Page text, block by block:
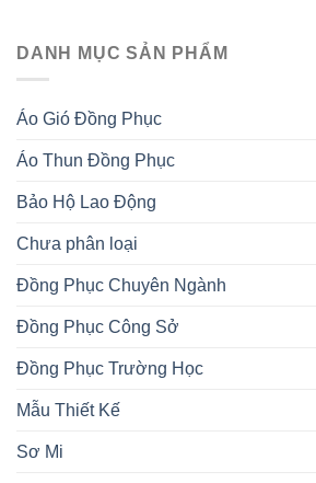
DANH MỤC SẢN PHẨM
Áo Gió Đồng Phục
Áo Thun Đồng Phục
Bảo Hộ Lao Động
Chưa phân loại
Đồng Phục Chuyên Ngành
Đồng Phục Công Sở
Đồng Phục Trường Học
Mẫu Thiết Kế
Sơ Mi